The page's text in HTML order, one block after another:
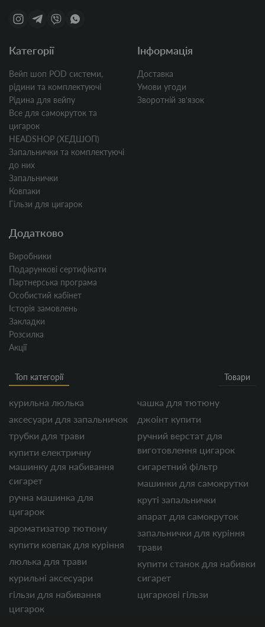
Категорії
Вейп шоп POD системи,
рідини та комплектуючі
Рідина для вейпу
Все для самокруток та
цигарок
HEADSHOP (ХЕДШОП)
Запальнички та комплектуючі
до них
Запальнички
Ковпаки
Гільзи для цигарок
Інформація
Доставка
Умови угоди
Зворотній звʼязок
Додатково
Виробники
Подарункові сертифікати
Партнерська програма
Особистий кабінет
Історія замовлень
Закладки
Розсилка
Акції
Топ категорії Товари
курильна люлька
аксесуари для запальничок
трубки для трави
купити електричну
машинку для набивання
сигарет
ручна машинка для
цигарок
ароматизатор тютюну
купити ковпак для куріння
люлька для трави
курильні аксесуари
гільзи для набивання
цигарок
чашка для тютюну
джоінт купити
ручний верстат для
виготовлення цигарок
сигаретний фільтр
машинки для самокрутки
круті запальнички
апарат для самокруток
запальнички для куріння
трави
купити станок для набивки
сигарет
цигаркові гільзи